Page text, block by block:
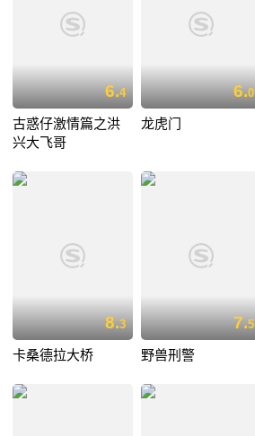
6.4
古惑仔激情篇之洪
兴大飞哥
6.0
龙虎门
8.3
卡桑德拉大桥
7.5
野兽刑警